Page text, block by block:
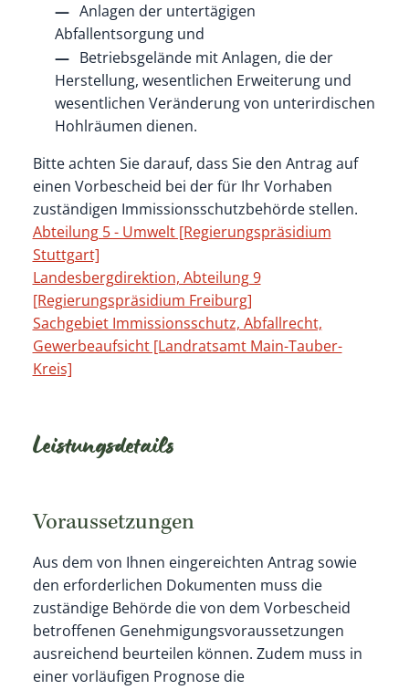
Anlagen der untertägigen
Abfallentsorgung und
Betriebsgelände mit Anlagen, die der
Herstellung, wesentlichen Erweiterung und
wesentlichen Veränderung von unterirdischen
Hohlräumen dienen.
Bitte achten Sie darauf, dass Sie den Antrag auf
einen Vorbescheid bei der für Ihr Vorhaben
zuständigen Immissionsschutzbehörde stellen.
Abteilung 5 - Umwelt [Regierungspräsidium
Stuttgart]
Landesbergdirektion, Abteilung 9
[Regierungspräsidium Freiburg]
Sachgebiet Immissionsschutz, Abfallrecht,
Gewerbeaufsicht [Landratsamt Main-Tauber-
Kreis]
Leistungsdetails
Voraussetzungen
Aus dem von Ihnen eingereichten Antrag sowie
den erforderlichen Dokumenten muss die
zuständige Behörde die von dem Vorbescheid
betroffenen Genehmigungsvoraussetzungen
ausreichend beurteilen können. Zudem muss in
einer vorläufigen Prognose die